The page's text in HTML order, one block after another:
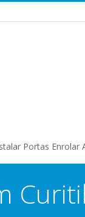
Portas Enrolar